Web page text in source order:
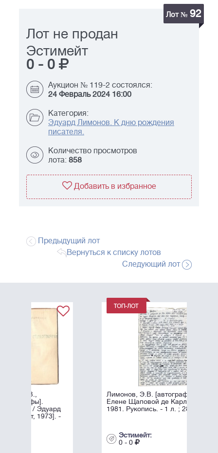
Лот № 92
Лот не продан
Эстимейт
0 - 0
Аукцион № 119-2 состоялся:
24 Февраль 2024 16:00
Категория:
Эдуард Лимонов. К дню рождения
писателя.
Количество просмотров
лота: 858
Добавить в избранное
Предыдущий лот
Вернуться к списку лотов
Следующий лот
Лимонов, Э.В. [автограф]. Письмо к
Елене Щаповой де Карли. 28 июля
1981. Рукопись. - 1 л. ; 28х19 см.